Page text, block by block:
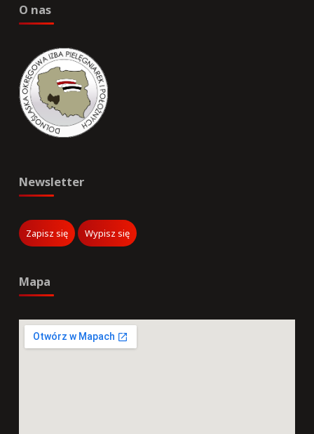
O nas
Newsletter
Mapa